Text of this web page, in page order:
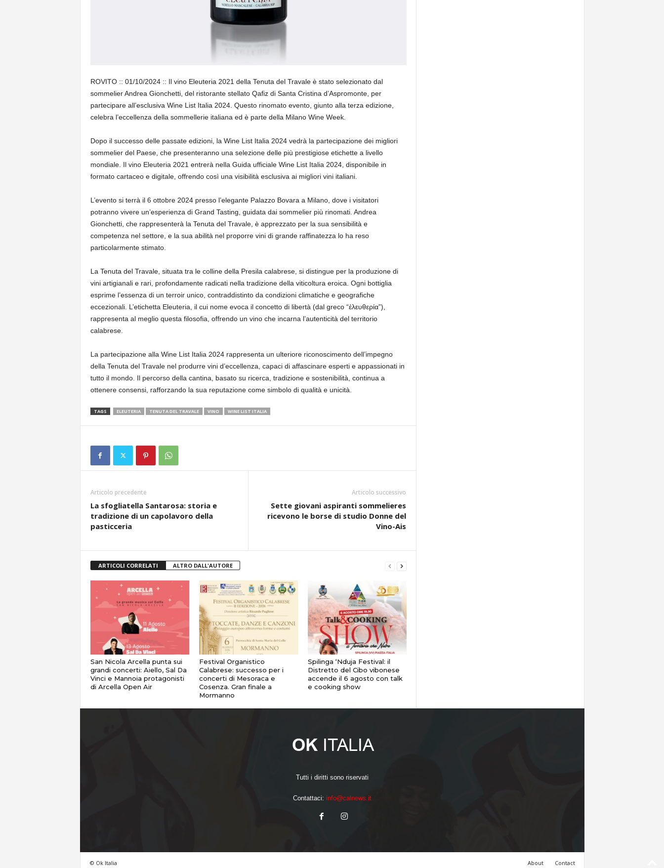
ROVITO :: 01/10/2024 :: Il vino Eleuteria 2021 della Tenuta del Travale è stato selezionato dal
sommelier Andrea Gionchetti, del ristorante stellato Qafiz di Santa Cristina d’Aspromonte, per
partecipare all’esclusiva Wine List Italia 2024. Questo rinomato evento, giunto alla terza edizione,
celebra l’eccellenza della sommellerie italiana ed è parte della Milano Wine Week.
Dopo il successo delle passate edizioni, la Wine List Italia 2024 vedrà la partecipazione dei migliori
sommelier del Paese, che presenteranno una selezione delle più prestigiose etichette a livello
mondiale. Il vino Eleuteria 2021 entrerà nella Guida ufficiale Wine List Italia 2024, disponibile in
formato cartaceo e digitale, offrendo così una visibilità esclusiva ai migliori vini italiani.
L’evento si terrà il 6 ottobre 2024 presso l’elegante Palazzo Bovara a Milano, dove i visitatori
potranno vivere un’esperienza di Grand Tasting, guidata dai sommelier più rinomati. Andrea
Gionchetti, che rappresenterà la Tenuta del Travale, è apprezzato per la sua sensibilità e
competenza nel settore, e la sua abilità nel proporre vini di grande raffinatezza lo ha reso
particolarmente stimato.
La Tenuta del Travale, situata tra le colline della Presila calabrese, si distingue per la produzione di
vini artigianali e rari, profondamente radicati nella tradizione della viticoltura eroica. Ogni bottiglia
esprime l’essenza di un terroir unico, contraddistinto da condizioni climatiche e geografiche
eccezionali. L’etichetta Eleuteria, il cui nome evoca il concetto di libertà (dal greco “ἐλευθερία”),
rappresenta al meglio questa filosofia, offrendo un vino che incarna l’autenticità del territorio
calabrese.
La partecipazione alla Wine List Italia 2024 rappresenta un ulteriore riconoscimento dell’impegno
della Tenuta del Travale nel produrre vini d’eccellenza, capaci di affascinare esperti e appassionati in
tutto il mondo. Il percorso della cantina, basato su ricerca, tradizione e sostenibilità, continua a
ottenere consensi, rafforzando la sua reputazione come simbolo di qualità e unicità.
TAGS ELEUTERIA TENUTA DEL TRAVALE VINO WINE LIST ITALIA
Articolo precedente
La sfogliatella Santarosa: storia e
tradizione di un capolavoro della
pasticceria
Articolo successivo
Sette giovani aspiranti sommelieres
ricevono le borse di studio Donne del
Vino-Ais
ARTICOLI CORRELATI ALTRO DALL'AUTORE
San Nicola Arcella punta sui
grandi concerti: Aiello, Sal Da
Vinci e Mannoia protagonisti
di Arcella Open Air
Festival Organistico
Calabrese: successo per i
concerti di Mesoraca e
Cosenza. Gran finale a
Mormanno
Spilinga ‘Nduja Festival: il
Distretto del Cibo vibonese
accende il 6 agosto con talk
e cooking show
Tutti i diritti sono riservati
Contattaci: info@calnews.it
About Contact
© Ok Italia